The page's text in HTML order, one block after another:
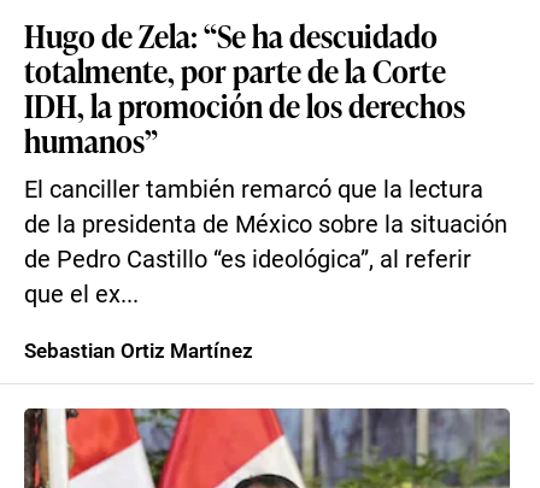
Hugo de Zela: “Se ha descuidado
totalmente, por parte de la Corte
IDH, la promoción de los derechos
humanos”
El canciller también remarcó que la lectura
de la presidenta de México sobre la situación
de Pedro Castillo “es ideológica”, al referir
que el ex...
Sebastian Ortiz Martínez